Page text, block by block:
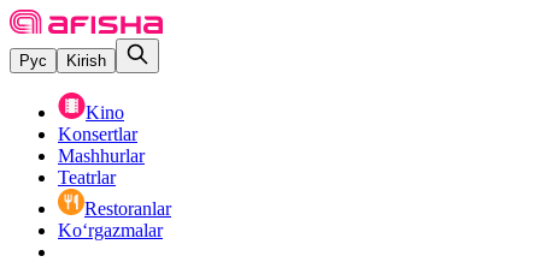
Рус Kirish
Kino
Konsertlar
Mashhurlar
Teatrlar
Restoranlar
Ko‘rgazmalar